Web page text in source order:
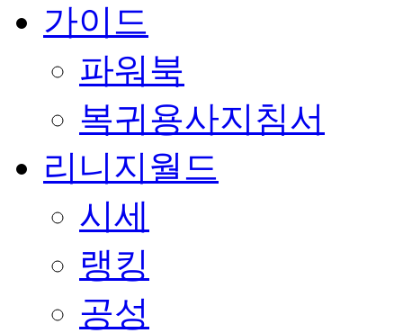
가이드
파워북
복귀용사지침서
리니지월드
시세
랭킹
공성